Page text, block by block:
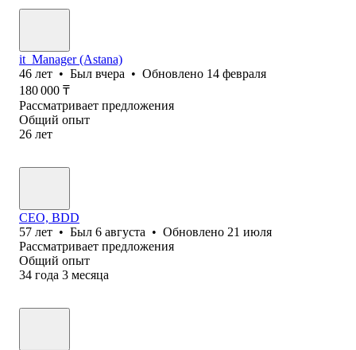
it_Manager (Astana)
46 лет • Был вчера • Обновлено 14 февраля
180 000 ₸
Рассматривает предложения
Общий опыт
26 лет
CEO, BDD
57 лет • Был 6 августа • Обновлено 21 июля
Рассматривает предложения
Общий опыт
34 года 3 месяца